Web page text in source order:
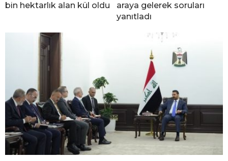
bin hektarlık alan kül oldu
araya gelerek soruları
yanıtladı